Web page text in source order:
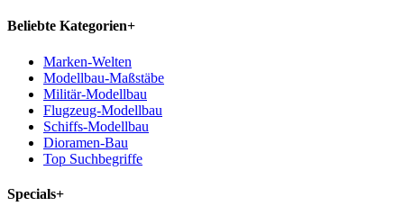
Beliebte Kategorien+
Marken-Welten
Modellbau-Maßstäbe
Militär-Modellbau
Flugzeug-Modellbau
Schiffs-Modellbau
Dioramen-Bau
Top Suchbegriffe
Specials+